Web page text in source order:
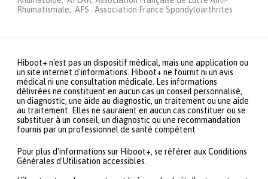
Rhumatismale; AFS : Association France Spondyloarthrites
Hiboot+ n'est pas un dispositif médical, mais une application ou
un site internet d'informations. Hiboot+ ne fournit ni un avis
médical ni une consultation médicale. Les informations
délivrées ne constituent en aucun cas un conseil personnalisé,
un diagnostic, une aide au diagnostic, un traitement ou une aide
au traitement. Elles ne sauraient en aucun cas constituer ou se
substituer à un conseil, un diagnostic ou une recommandation
fournis par un professionnel de santé compétent
Pour plus d'informations sur Hiboot+, se référer aux Conditions
Générales d'Utilisation accessibles.